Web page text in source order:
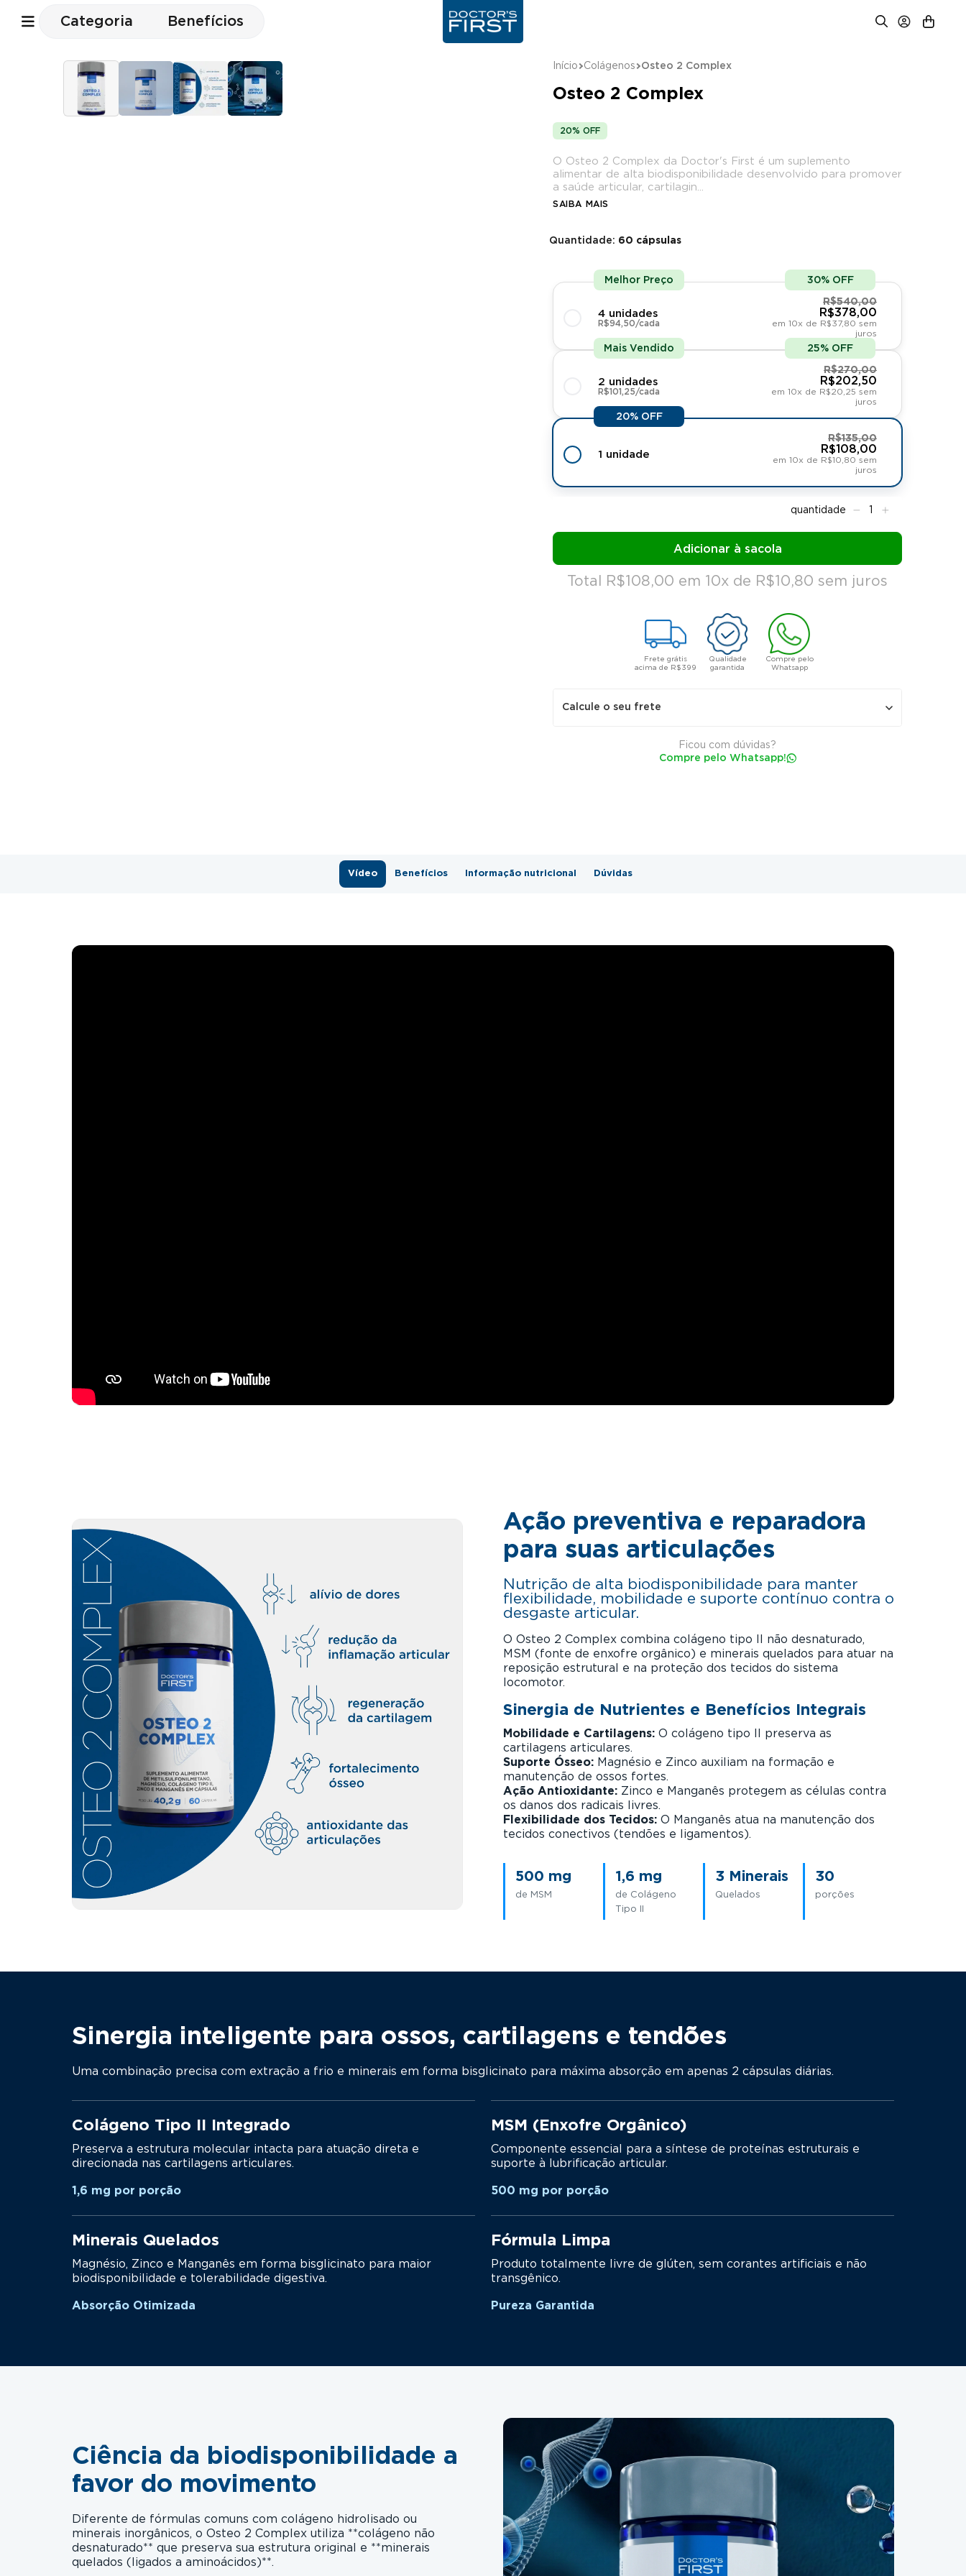
Categoria Benefícios
Início Colágenos Osteo 2 Complex
Osteo 2 Complex
20% OFF
O Osteo 2 Complex da Doctor's First é um suplemento
alimentar de alta biodisponibilidade desenvolvido para promover
a saúde articular, cartilagin...
SAIBA MAIS
Quantidade: 60 cápsulas
Melhor Preço 30% OFF
4 unidades
R$94,50/cada
R$540,00
R$378,00
em 10x de R$37,80 sem
juros
Mais Vendido 25% OFF
2 unidades
R$101,25/cada
R$270,00
R$202,50
em 10x de R$20,25 sem
juros
20% OFF
1 unidade
R$135,00
R$108,00
em 10x de R$10,80 sem
juros
Total R$108,00 em 10x de R$10,80 sem juros
Frete grátis
acima de R$399
Qualidade
garantida
Compre pelo
Whatsapp
Calcule o seu frete
Ficou com dúvidas?
Compre pelo Whatsapp!
Vídeo Benefícios Informação nutricional Dúvidas
Ação preventiva e reparadora
para suas articulações
Nutrição de alta biodisponibilidade para manter
flexibilidade, mobilidade e suporte contínuo contra o
desgaste articular.
O Osteo 2 Complex combina colágeno tipo II não desnaturado,
MSM (fonte de enxofre orgânico) e minerais quelados para atuar na
reposição estrutural e na proteção dos tecidos do sistema
locomotor.
Sinergia de Nutrientes e Benefícios Integrais
Mobilidade e Cartilagens: O colágeno tipo II preserva as
cartilagens articulares.
Suporte Ósseo: Magnésio e Zinco auxiliam na formação e
manutenção de ossos fortes.
Ação Antioxidante: Zinco e Manganês protegem as células contra
os danos dos radicais livres.
Flexibilidade dos Tecidos: O Manganês atua na manutenção dos
tecidos conectivos (tendões e ligamentos).
500 mg
de MSM
1,6 mg
de Colágeno
Tipo II
3 Minerais
Quelados
30
porções
Sinergia inteligente para ossos, cartilagens e tendões
Uma combinação precisa com extração a frio e minerais em forma bisglicinato para máxima absorção em apenas 2 cápsulas diárias.
Colágeno Tipo II Integrado
Preserva a estrutura molecular intacta para atuação direta e
direcionada nas cartilagens articulares.
1,6 mg por porção
MSM (Enxofre Orgânico)
Componente essencial para a síntese de proteínas estruturais e
suporte à lubrificação articular.
500 mg por porção
Minerais Quelados
Magnésio, Zinco e Manganês em forma bisglicinato para maior
biodisponibilidade e tolerabilidade digestiva.
Absorção Otimizada
Fórmula Limpa
Produto totalmente livre de glúten, sem corantes artificiais e não
transgênico.
Pureza Garantida
Ciência da biodisponibilidade a
favor do movimento
Diferente de fórmulas comuns com colágeno hidrolisado ou
minerais inorgânicos, o Osteo 2 Complex utiliza **colágeno não
desnaturado** que preserva sua estrutura original e **minerais
quelados (ligados a aminoácidos)**.